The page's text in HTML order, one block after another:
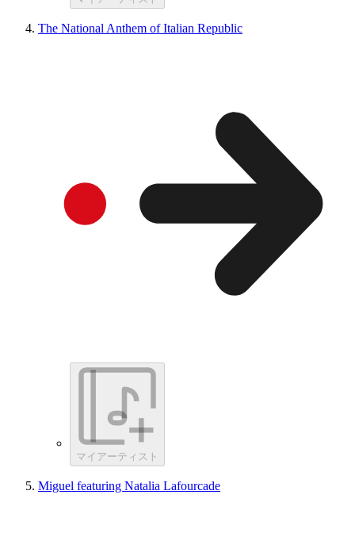
The National Anthem of Italian Republic
マイアーティスト
Miguel featuring Natalia Lafourcade